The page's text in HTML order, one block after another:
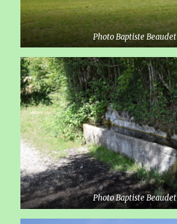
Photo Baptiste Beaudet
Photo Baptiste Beaudet